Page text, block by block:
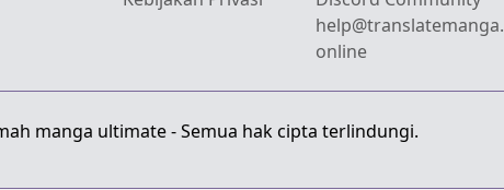
help@translatemanga.
online
manga ultimate - Semua hak cipta terlindungi.